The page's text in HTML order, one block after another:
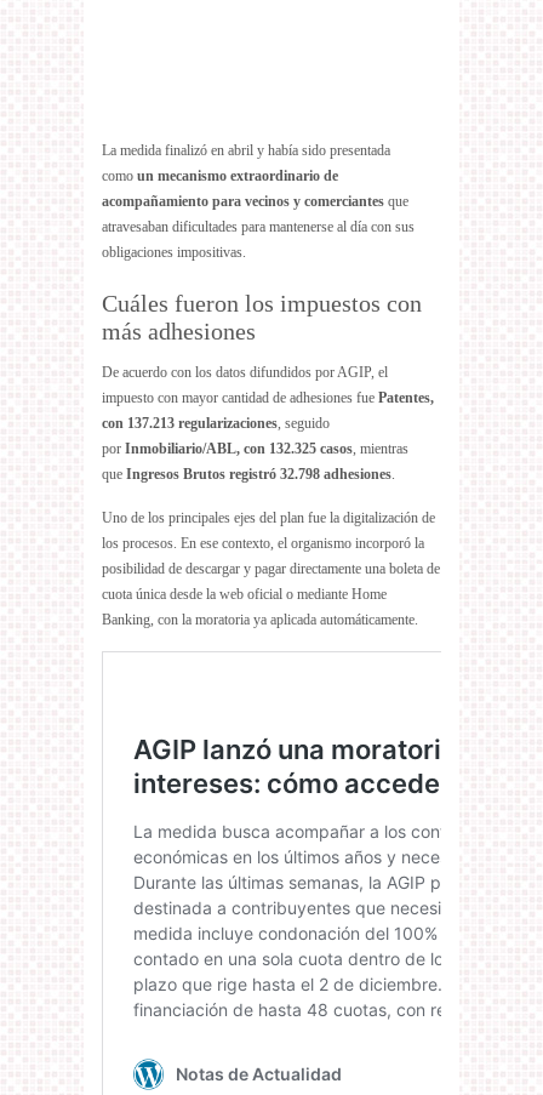
La medida finalizó en abril y había sido presentada
como un mecanismo extraordinario de
acompañamiento para vecinos y comerciantes que
atravesaban dificultades para mantenerse al día con sus
obligaciones impositivas.
Cuáles fueron los impuestos con
más adhesiones
De acuerdo con los datos difundidos por AGIP, el
impuesto con mayor cantidad de adhesiones fue Patentes,
con 137.213 regularizaciones , seguido
por Inmobiliario/ABL, con 132.325 casos , mientras
que Ingresos Brutos registró 32.798 adhesiones
Uno de los principales ejes del plan fue la digitalización de
los procesos. En ese contexto, el organismo incorporó la
posibilidad de descargar y pagar directamente una boleta de
cuota única desde la web oficial o mediante Home
Banking, con la moratoria ya aplicada automáticamente.